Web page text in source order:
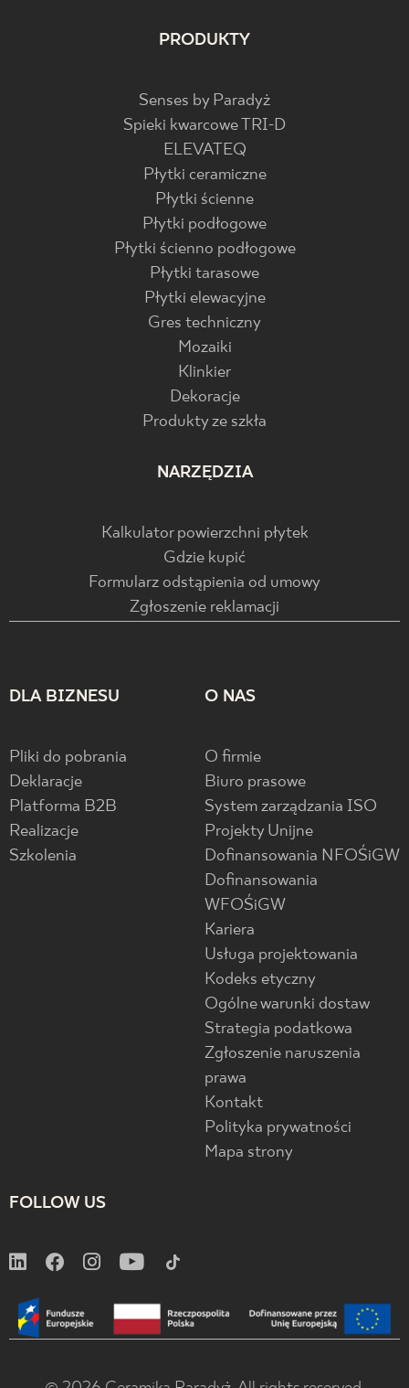
PRODUKTY
Senses by Paradyż
Spieki kwarcowe TRI-D
ELEVATEQ
Płytki ceramiczne
Płytki ścienne
Płytki podłogowe
Płytki ścienno podłogowe
Płytki tarasowe
Płytki elewacyjne
Gres techniczny
Mozaiki
Klinkier
Dekoracje
Produkty ze szkła
NARZĘDZIA
Kalkulator powierzchni płytek
Gdzie kupić
Formularz odstąpienia od umowy
Zgłoszenie reklamacji
DLA BIZNESU
Pliki do pobrania
Deklaracje
Platforma B2B
Realizacje
Szkolenia
O NAS
O firmie
Biuro prasowe
System zarządzania ISO
Projekty Unijne
Dofinansowania NFOŚiGW
Dofinansowania
WFOŚiGW
Kariera
Usługa projektowania
Kodeks etyczny
Ogólne warunki dostaw
Strategia podatkowa
Zgłoszenie naruszenia
prawa
Kontakt
Polityka prywatności
Mapa strony
FOLLOW US